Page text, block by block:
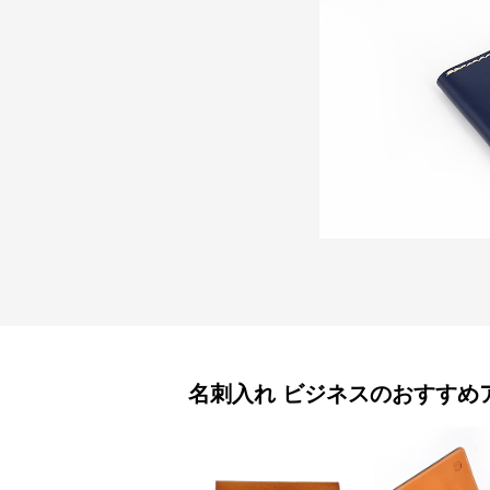
名刺入れ ビジネスのおすすめ